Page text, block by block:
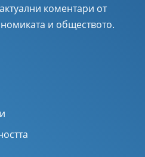
коментари от
и обществото.